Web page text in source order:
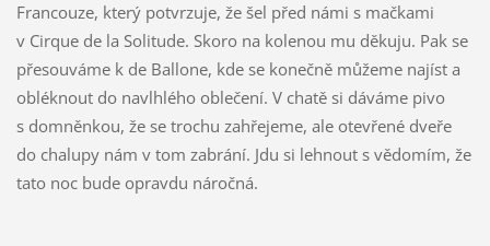
Francouze, který potvrzuje, že šel před námi s mačkami
v Cirque de la Solitude. Skoro na kolenou mu děkuju. Pak se
přesouváme k de Ballone, kde se konečně můžeme najíst a
obléknout do navlhlého oblečení. V chatě si dáváme pivo
s domněnkou, že se trochu zahřejeme, ale otevřené dveře
do chalupy nám v tom zabrání. Jdu si lehnout s vědomím, že
tato noc bude opravdu náročná.